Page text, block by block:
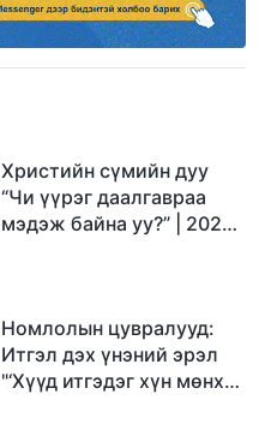
Христийн сүмийн дуу
“Чи үүрэг даалгавраа
мэдэж байна уу?” | 2026
Номлолын цувралууд:
Итгэл дэх үнэний эрэл
"‘Хүүд итгэдэг хүн мөнх